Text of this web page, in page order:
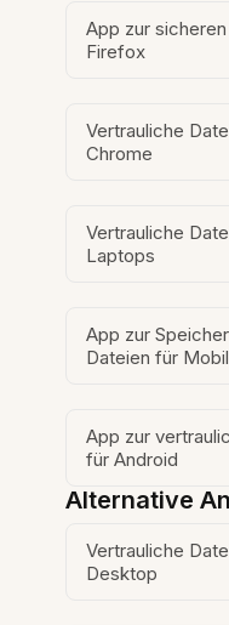
App zur
Firefox
Vertrauliche
Chrome
Vertrauliche
Laptops
App zur
Dateien für
App zur
für Android
Alternative
Vertrauliche
Desktop